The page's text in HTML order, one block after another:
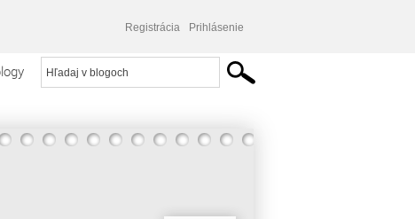
Registrácia Prihlásenie